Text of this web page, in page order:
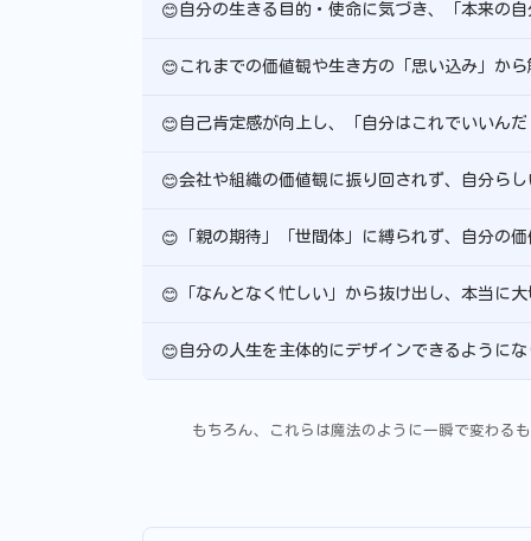
😊自分の生きる目的・使命に気づき、「本来の
😊 これまでの価値観や生き方の「思い込み」か
😊自己肯定感が向上し、「自分はこれでいいん
😊会社や組織の価値観に振り回されず、自分ら
😊 「親の期待」「世間体」に縛られず、自分の
😊 「なんとなく忙しい」から抜け出し、本当に
😊自分の人生を主体的にデザインできるように
もちろん、これらは魔法のように一瞬で変わる